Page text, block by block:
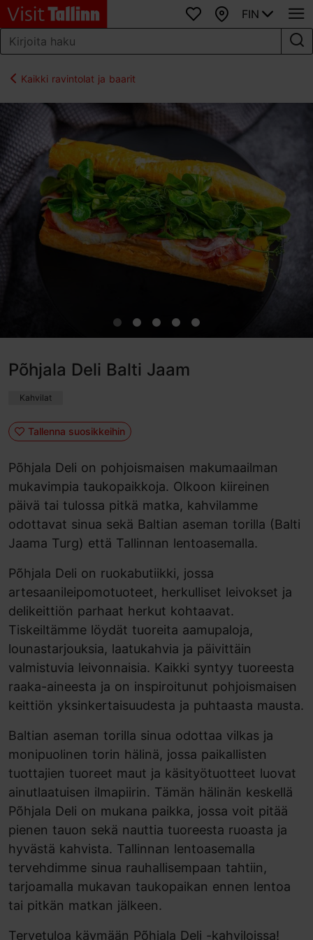
SuosikitKartta
FIN
Kaikki ravintolat ja baarit
Põhjala Deli Balti Jaam
Kahvilat
Tallenna suosikkeihin
Põhjala Deli on pohjoismaisen makumaailman
mukavimpia taukopaikkoja. Olkoon kiireinen
päivä tai tulossa pitkä matka, kahvilamme
odottavat sinua sekä Baltian aseman torilla (Balti
Jaama Turg) että Tallinnan lentoasemalla.
Põhjala Deli on ruokabutiikki, jossa
artesaanileipomotuoteet, herkulliset leivokset ja
delikeittiön parhaat herkut kohtaavat.
Tiskeiltämme löydät tuoreita aamupaloja,
lounastarjouksia, laatukahvia ja päivittäin
valmistuvia leivonnaisia. Kaikki syntyy tuoreesta
raaka-aineesta ja on inspiroitunut pohjoismaisen
keittiön yksinkertaisuudesta ja puhtaasta mausta.
Baltian aseman torilla sinua odottaa vilkas ja
monipuolinen torin hälinä, jossa paikallisten
tuottajien tuoreet maut ja käsityötuotteet luovat
ainutlaatuisen ilmapiirin. Tämän hälinän keskellä
Põhjala Deli on mukana paikka, jossa voit pitää
pienen tauon sekä nauttia tuoreesta ruoasta ja
hyvästä kahvista. Tallinnan lentoasemalla
tervehdimme sinua rauhallisempaan tahtiin,
tarjoamalla mukavan taukopaikan ennen lentoa
tai pitkän matkan jälkeen.
Tervetuloa käymään Põhjala Deli -kahviloissa!